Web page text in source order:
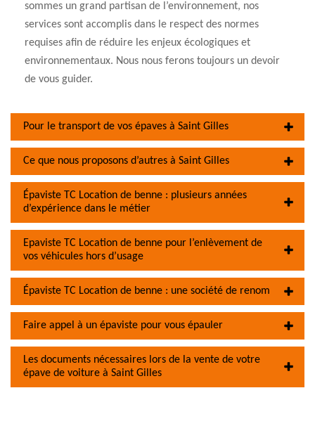
sommes un grand partisan de l’environnement, nos
services sont accomplis dans le respect des normes
requises afin de réduire les enjeux écologiques et
environnementaux. Nous nous ferons toujours un devoir
de vous guider.
Pour le transport de vos épaves à Saint Gilles
Ce que nous proposons d’autres à Saint Gilles
Épaviste TC Location de benne : plusieurs années
d’expérience dans le métier
Epaviste TC Location de benne pour l’enlèvement de
vos véhicules hors d’usage
Épaviste TC Location de benne : une société de renom
Faire appel à un épaviste pour vous épauler
Les documents nécessaires lors de la vente de votre
épave de voiture à Saint Gilles